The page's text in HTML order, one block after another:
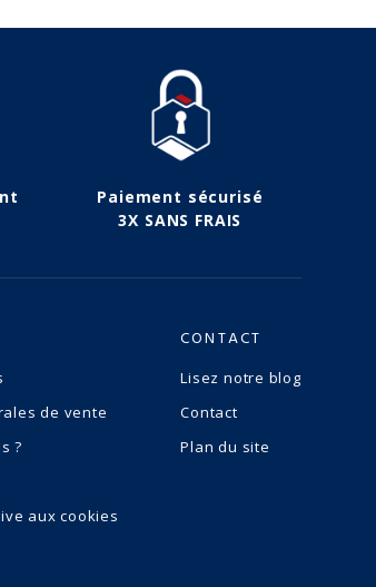
Paiement sécurisé
3X SANS FRAIS
de vente
?
aux cookies
CONTACT
Lisez notre blog
Contact
Plan du site